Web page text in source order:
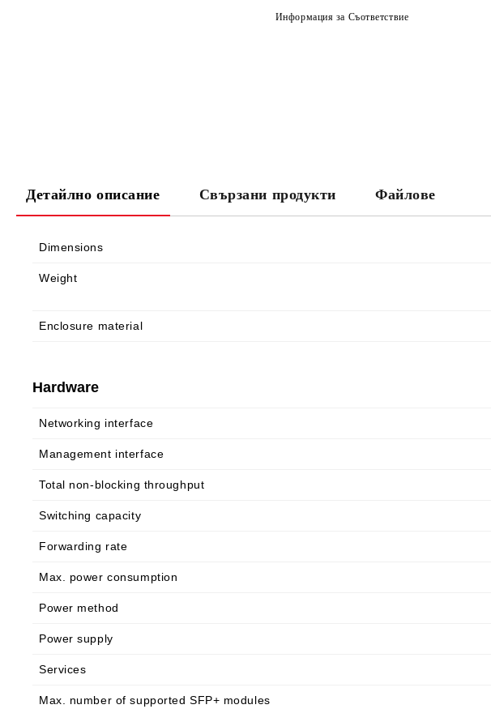
Информация за Съответствие
Детайлно описание Свързани продукти Файлове
Dimensions
Weight
Enclosure material
Hardware
Networking interface
Management interface
Total non-blocking throughput
Switching capacity
Forwarding rate
Max. power consumption
Power method
Power supply
Services
Max. number of supported SFP+ modules